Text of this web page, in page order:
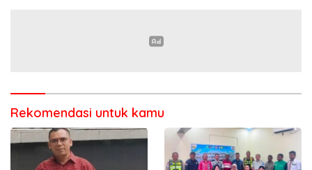
Rekomendasi untuk kamu